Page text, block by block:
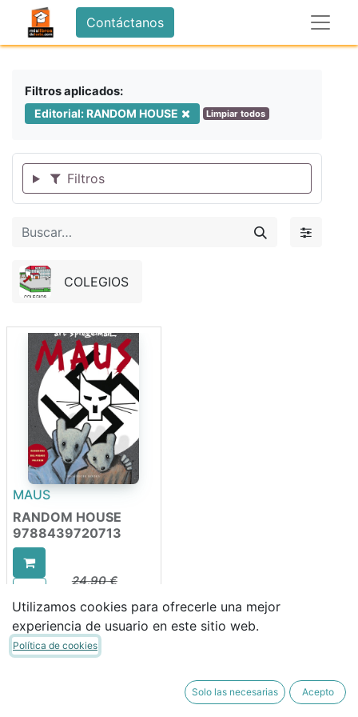
Contáctanos
Filtros aplicados:
Editorial: RANDOM HOUSE Limpiar todos
Filtros
COLEGIOS
MAUS
RANDOM HOUSE
9788439720713
24,90€
Utilizamos cookies para ofrecerle una mejor
experiencia de usuario en este sitio web.
Política de cookies
Solo las necesarias Acepto